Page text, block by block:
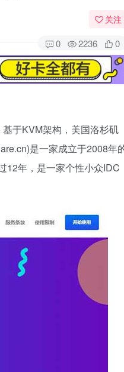
关注
0 2236 0
于KVM架构，美国洛杉矶
是一家成立于2008年
12年，是一家个性小众IDC